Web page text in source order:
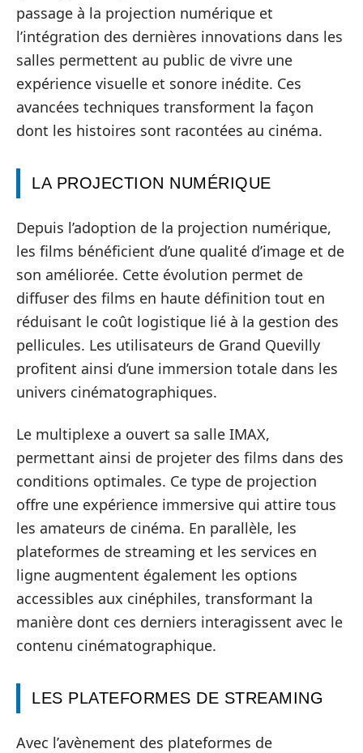
passage à la projection numérique et
l’intégration des dernières innovations dans les
salles permettent au public de vivre une
expérience visuelle et sonore inédite. Ces
avancées techniques transforment la façon
dont les histoires sont racontées au cinéma.
LA PROJECTION NUMÉRIQUE
Depuis l’adoption de la projection numérique,
les films bénéficient d’une qualité d’image et de
son améliorée. Cette évolution permet de
diffuser des films en haute définition tout en
réduisant le coût logistique lié à la gestion des
pellicules. Les utilisateurs de Grand Quevilly
profitent ainsi d’une immersion totale dans les
univers cinématographiques.
Le multiplexe a ouvert sa salle IMAX,
permettant ainsi de projeter des films dans des
conditions optimales. Ce type de projection
offre une expérience immersive qui attire tous
les amateurs de cinéma. En parallèle, les
plateformes de streaming et les services en
ligne augmentent également les options
accessibles aux cinéphiles, transformant la
manière dont ces derniers interagissent avec le
contenu cinématographique.
LES PLATEFORMES DE STREAMING
Avec l’avènement des plateformes de